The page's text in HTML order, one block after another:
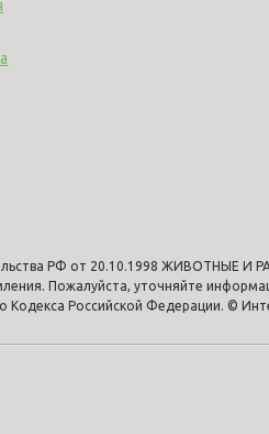
РФ от 20.10.1998 ЖИВОТНЫЕ
Пожалуйста, уточняйте
Российской Федерации. ©